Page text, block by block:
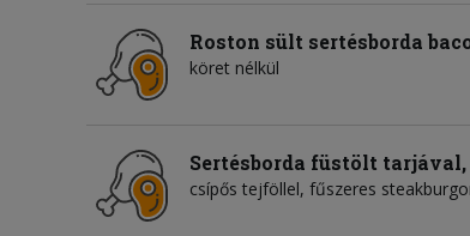
Roston sült sertésborda
köret nélkül
Sertésborda füstölt
csípős tejföllel, fűszeres